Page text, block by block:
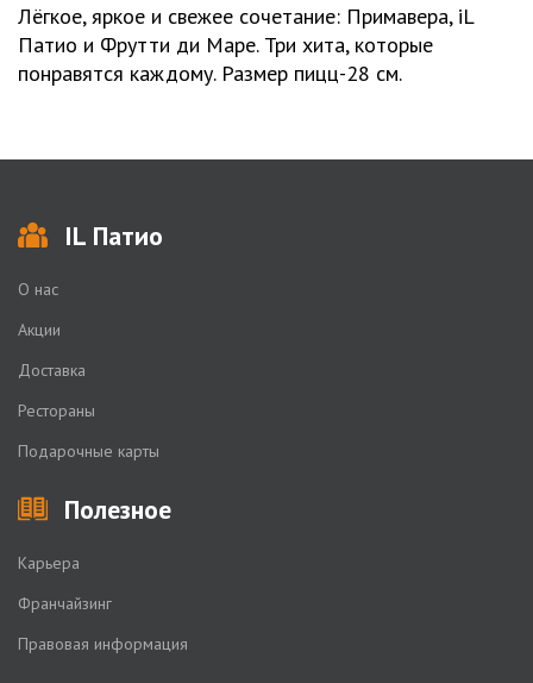
Лёгкое, яркое и свежее сочетание: Примавера, iL
Патио и Фрутти ди Маре. Три хита, которые
понравятся каждому. Размер пицц-28 см.
IL Патио
О нас
Акции
Доставка
Рестораны
Подарочные карты
Полезное
Карьера
Франчайзинг
Правовая информация